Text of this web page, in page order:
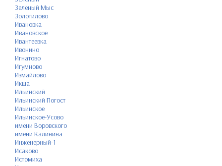
Зелёный Мыс
Золотилово
Ивановка
Ивановское
Ивантеевка
Ивонино
Игнатово
Игумново
Измайлово
Икша
Ильинский
Ильинский Погост
Ильинское
Ильинское-Усово
имени Воровского
имени Калинина
Инженерный-1
Исаково
Истомиха